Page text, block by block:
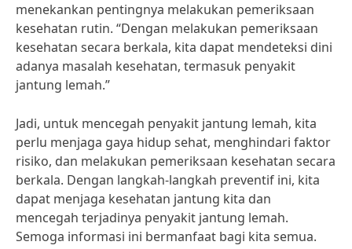
menekankan pentingnya melakukan pemeriksaan
kesehatan rutin. “Dengan melakukan pemeriksaan
kesehatan secara berkala, kita dapat mendeteksi dini
adanya masalah kesehatan, termasuk penyakit
jantung lemah.”
Jadi, untuk mencegah penyakit jantung lemah, kita
perlu menjaga gaya hidup sehat, menghindari faktor
risiko, dan melakukan pemeriksaan kesehatan secara
berkala. Dengan langkah-langkah preventif ini, kita
dapat menjaga kesehatan jantung kita dan
mencegah terjadinya penyakit jantung lemah.
Semoga informasi ini bermanfaat bagi kita semua.